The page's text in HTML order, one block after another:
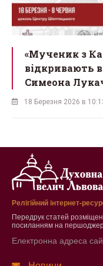
«Мученик з
відкривають
Симеона
18 Березня 2026 в
Релігійний інтернет-
Передрук статей
посиланням на
Електронна адреса